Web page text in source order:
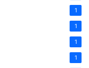
1
1
1
1